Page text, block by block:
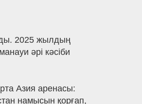
2025 жылдың
әрі кәсіби
Азия аренасы:
намысын қорғап,